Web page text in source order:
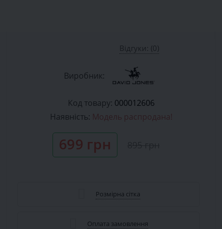
Відгуки: (0)
Виробник:
Код товару: 000012606
Наявність: Модель распродана!
699 грн
Розмірна сітка
Оплата замовлення